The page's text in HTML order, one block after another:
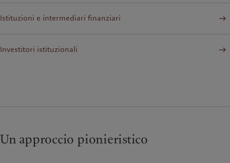
Istituzioni e intermediari finanziari
Investitori istituzionali
Un approccio pionieristico